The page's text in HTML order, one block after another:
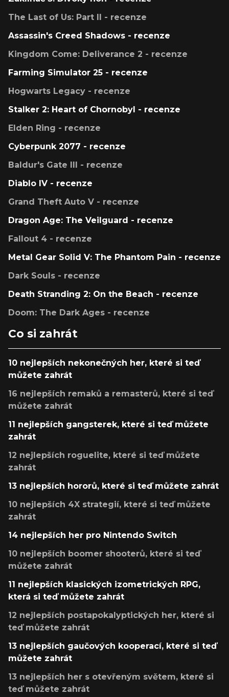
The Last of Us: Part II - recenze
Assassin's Creed Shadows - recenze
Kingdom Come: Deliverance 2 - recenze
Farming Simulator 25 - recenze
Hogwarts Legacy - recenze
Stalker 2: Heart of Chornobyl - recenze
Elden Ring - recenze
Cyberpunk 2077 - recenze
Baldur's Gate III - recenze
Diablo IV - recenze
Grand Theft Auto V - recenze
Dragon Age: The Veilguard - recenze
Fallout 4 - recenze
Metal Gear Solid V: The Phantom Pain - recenze
Dark Souls - recenze
Death Stranding 2: On the Beach - recenze
Doom: The Dark Ages - recenze
Co si zahrát
10 nejlepších nekonečných her, které si teď
můžete zahrát
16 nejlepších remaků a remasterů, které si teď
můžete zahrát
11 nejlepších gangsterek, které si teď můžete
zahrát
12 nejlepších roguelite, které si teď můžete
zahrát
13 nejlepších hororů, které si teď můžete zahrát
10 nejlepších 4X strategií, které si teď můžete
zahrát
14 nejlepších her pro Nintendo Switch
10 nejlepších boomer shooterů, které si teď
můžete zahrát
11 nejlepších klasických izometrických RPG,
která si teď můžete zahrát
12 nejlepších postapokalyptických her, které si
teď můžete zahrát
13 nejlepších gaučových kooperací, které si teď
můžete zahrát
13 nejlepších her s otevřeným světem, které si
teď můžete zahrát